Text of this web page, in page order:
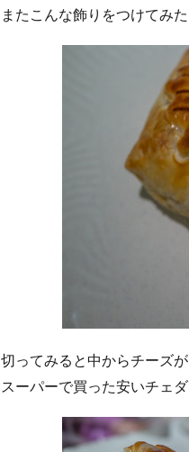
またこんな飾りをつけてみた
切ってみると中からチーズ
スーパーで買った安いチェダ